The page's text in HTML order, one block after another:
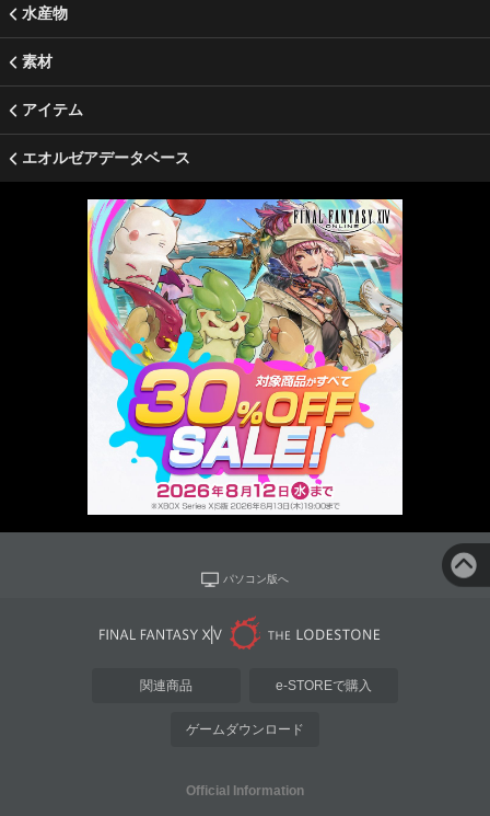
水産物
素材
アイテム
エオルゼアデータベース
パソコン版へ
関連商品 e-STOREで購入
ゲームダウンロード
Official Information